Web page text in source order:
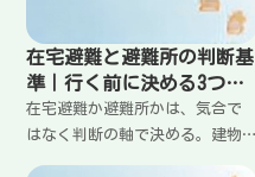
在宅避難と避難所の判断基
準｜行く前に決める3つの
軸（迷わない）
在宅避難か避難所かは、気合で
はなく判断の軸で決める。建物